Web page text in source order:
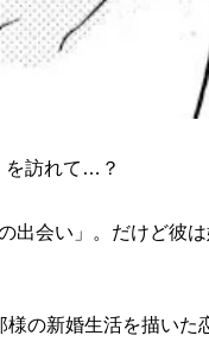
を訪れて…？
出会い」。だけど彼
の新婚生活を描いた